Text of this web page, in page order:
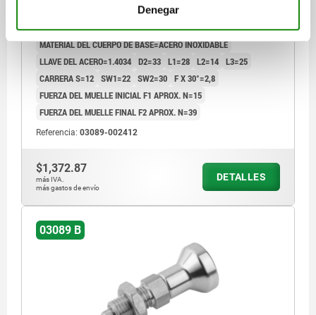
Denegar
ROSCA=M20X1,5
SUPERFICIE CUERPO DE BASE=ENDURECIDO FORMA=B
MATERIAL DEL CUERPO DE BASE=ACERO INOXIDABLE
LLAVE DEL ACERO=1.4034 D2=33 L1=28 L2=14 L3=25
CARRERA S=12 SW1=22 SW2=30 F X 30°=2,8
FUERZA DEL MUELLE INICIAL F1 APROX. N=15
FUERZA DEL MUELLE FINAL F2 APROX. N=39
Referencia: 03089-002412
$1,372.87
más IVA.
más gastos de envío
DETALLES
03089 B